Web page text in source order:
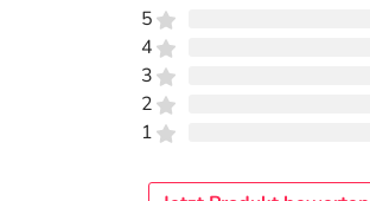
5
4
3
2
1